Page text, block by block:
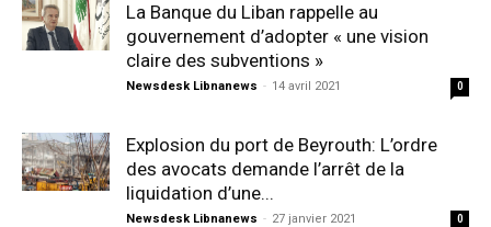
La Banque du Liban rappelle au
gouvernement d’adopter « une vision
claire des subventions »
Newsdesk Libnanews - 14 avril 2021 0
Explosion du port de Beyrouth: L’ordre
des avocats demande l’arrêt de la
liquidation d’une...
Newsdesk Libnanews - 27 janvier 2021 0